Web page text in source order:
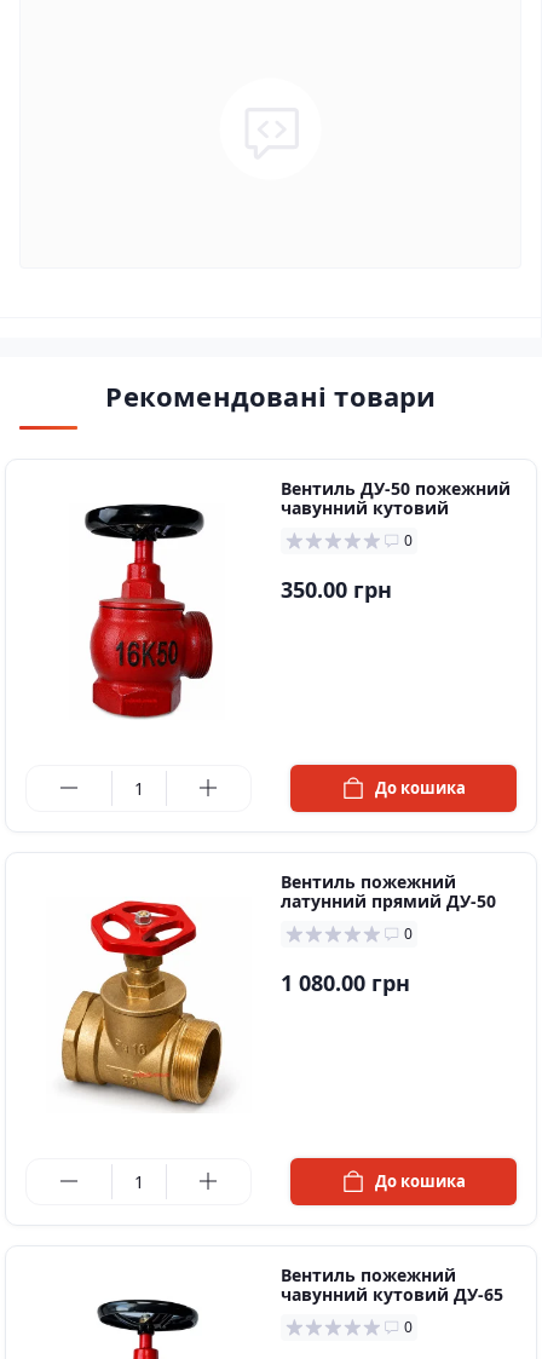
Рекомендовані товари
Вентиль ДУ-50 пожежний
чавунний кутовий
0
350.00 грн
До кошика
Вентиль пожежний
латунний прямий ДУ-50
0
1 080.00 грн
До кошика
Вентиль пожежний
чавунний кутовий ДУ-65
0